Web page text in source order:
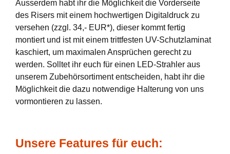
Ausserdem habt ihr die Möglichkeit die Vorderseite
des Risers mit einem hochwertigen Digitaldruck zu
versehen (zzgl. 34,- EUR*), dieser kommt fertig
montiert und ist mit einem trittfesten UV-Schutzlaminat
kaschiert, um maximalen Ansprüchen gerecht zu
werden. Solltet ihr euch für einen LED-Strahler aus
unserem Zubehörsortiment entscheiden, habt ihr die
Möglichkeit die dazu notwendige Halterung von uns
vormontieren zu lassen.
Unsere Features für euch: